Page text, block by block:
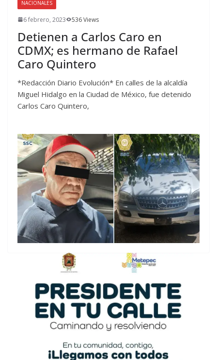
NACIONALES
6 febrero, 2023 536 Views
Detienen a Carlos Caro en
CDMX; es hermano de Rafael
Caro Quintero
*Redacción Diario Evolución* En calles de la alcaldía
Miguel Hidalgo en la Ciudad de México, fue detenido
Carlos Caro Quintero,